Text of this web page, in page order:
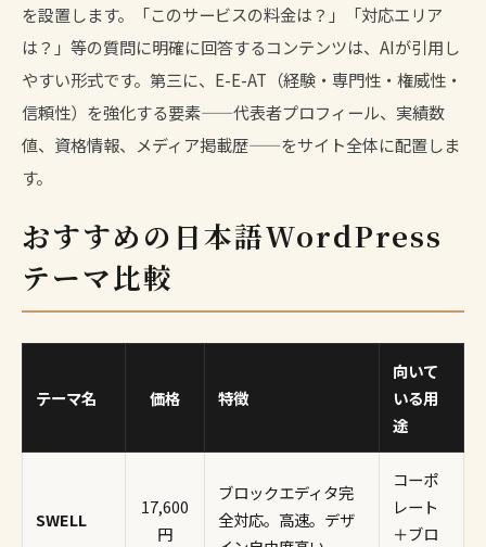
を設置します。「このサービスの料金は？」「対応エリア
は？」等の質問に明確に回答するコンテンツは、AIが引用し
やすい形式です。第三に、E-E-AT（経験・専門性・権威性・
信頼性）を強化する要素——代表者プロフィール、実績数
値、資格情報、メディア掲載歴——をサイト全体に配置しま
す。
おすすめの日本語WordPress
テーマ比較
テーマ名 価格 特徴
向いて
いる用
途
SWELL
17,600
円
ブロックエディタ完
全対応。高速。デザ
コーポ
レート
＋ブロ